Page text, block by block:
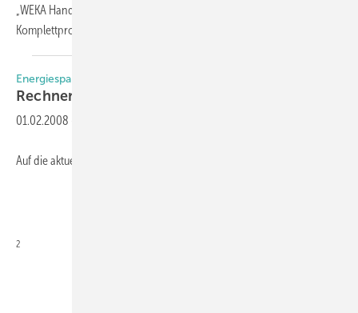
„WEKA Handwerksbüro“ jetzt auch unter Windows Vista lauffähig. Das
Komplettprogramm zur Erstellung
Energiesparrechner für System Brügmann und Salamander
Rechnen für Umwelt und
01.02.2008
Auf die aktuellen Themen Reduktion der CO
2